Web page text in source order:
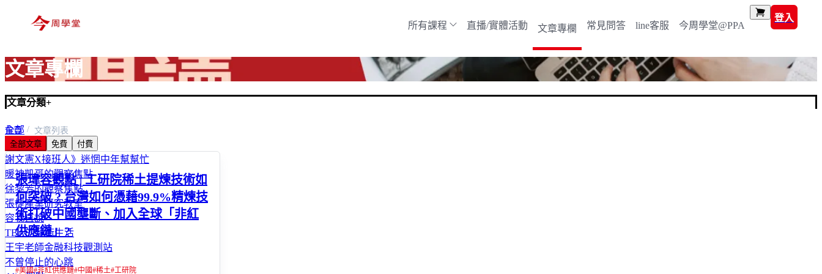
所有課程 直播/實體活動 文章專欄 常見問答 line客服 今周學堂@PPA
登入
文章專欄
文章分類+
全部
富玩家
謝文憲X接班人》迷惘中年幫幫忙
暖神凱哥的觀察焦點
徐黎芳的觀察焦點
張捷產業研究教室
容我直說
TBA的藝術生活
王宇老師金融科技觀測站
不曾停止的心跳
首頁
文章列表
全部文章
免費 付費
張瑋容觀點 | 工研院稀土提煉技術如
何突破 ? 台灣如何憑藉99.9%精煉技
術打破中國壟斷、加入全球「非紅
供應鏈」?
#美國#非紅供應鏈#中國#稀土#工研院